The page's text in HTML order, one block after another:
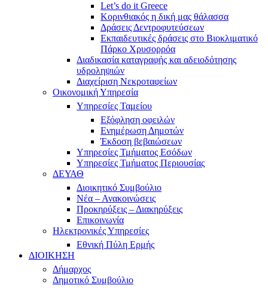
Let’s do it Greece
Kορινθιακός η δική μας θάλασσα
Δράσεις Δεντροφυτεύσεων
Εκπαιδευτικές δράσεις στο Βιοκλιματικό
Πάρκο Χρυσορρόα
Διαδικασία καταγραφής και αδειοδότησης
υδροληψιών
Διαχείριση Νεκροταφείων
Οικονομική Υπηρεσία
Υπηρεσίες Ταμείου
Εξόφληση οφειλών
Ενημέρωση Δημοτών
Έκδοση βεβαιώσεων
Υπηρεσίες Τμήματος Εσόδων
Υπηρεσίες Τμήματος Περιουσίας
ΔΕΥΑΘ
Διοικητικό Συμβούλιο
Νέα – Ανακοινώσεις
Προκηρύξεις – Διακηρύξεις
Επικοινωνία
Ηλεκτρονικές Υπηρεσίες
Εθνική Πύλη Ερμής
ΔΙΟΙΚΗΣΗ
Δήμαρχος
Δημοτικό Συμβούλιο